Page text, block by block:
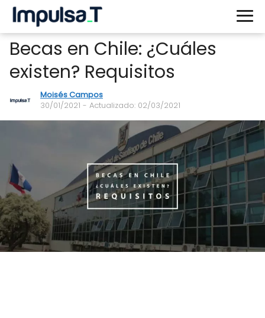
Becas en Chile: ¿Cuáles
existen? Requisitos
Moisés Campos
30/01/2021 - Actualizado: 02/03/2021